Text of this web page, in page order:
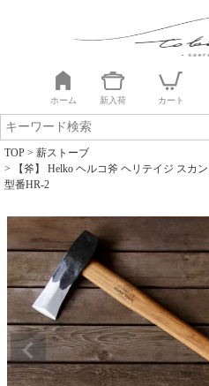
ホーム 新入荷 カート
TOP
薪ストーブ
【斧】 Helko ヘルコ斧 ヘリテイジ スカ
型番HR-2